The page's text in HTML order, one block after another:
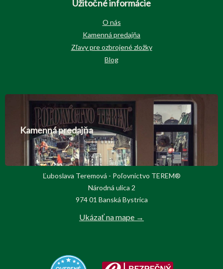
Užitočné informácie
O nás
Kamenná predajňa
Zľavy pre ozbrojené zložky
Blog
Kamenná predajňa
Ľuboslava Teremová - Poľovnictvo TEREM®
Národná ulica 2
974 01 Banská Bystrica
Ukázať na mape →